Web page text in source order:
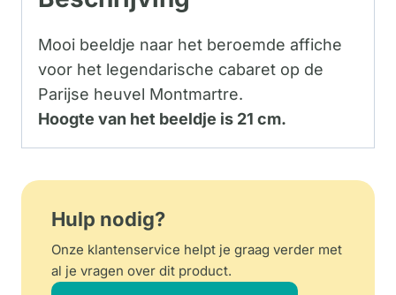
Mooi beeldje naar het beroemde affiche
voor het legendarische cabaret op de
Parijse heuvel Montmartre.
Hoogte van het beeldje is 21 cm.
Hulp nodig?
Onze klantenservice helpt je graag verder met
al je vragen over dit product.